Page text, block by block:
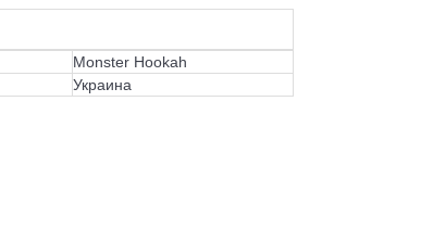
Monster Hookah
Украина